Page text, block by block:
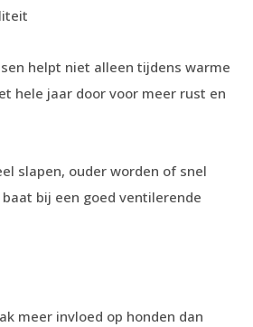
helpt niet alleen tijdens warme
hele jaar door voor meer rust en
slapen, ouder worden of snel
bij een goed ventilerende
meer invloed op honden dan